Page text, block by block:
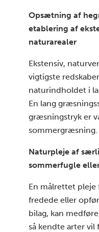
Opsætning af
etablering af
naturarealer
Ekstensiv,
vigtigste
naturindholdet i
En lang
græsningstryk er
sommergræsning.
Naturpleje af
sommerfugle
En målrettet pleje
fredede eller
bilag, kan
så kendte arter vil